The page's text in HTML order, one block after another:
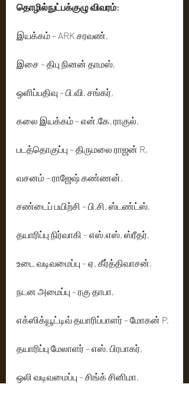
தொழில்நுட்பக்குழு விவரம்:
இயக்கம் – ARK சரவண்,
இசை – திபு நினன் தாமஸ்,
ஒளிப்பதிவு – பி.வி. சங்கர்,
கலை இயக்கம் – என்.கே. ராகுல்,
படத்தொகுப்பு – திருமலை ராஜன் R,
வசனம் – ராஜேஷ் கண்ணன்,
சண்டைப் பயிற்சி – பி.சி. ஸ்டண்ட்ஸ்,
தயாரிப்பு நிர்வாகி – எஸ்.எஸ். ஸ்ரீதர்,
உடை வடிவமைப்பு – ஏ. கீர்த்திவாசன்,
நடன அமைப்பு – ரகு தாபா,
எக்ஸிக்யூட்டிவ் தயாரிப்பாளர் – மோகன் P,
தயாரிப்பு மேலாளர் – எஸ். பிரபாகர்,
ஒலி வடிவமைப்பு – சிங்க் சினிமா,